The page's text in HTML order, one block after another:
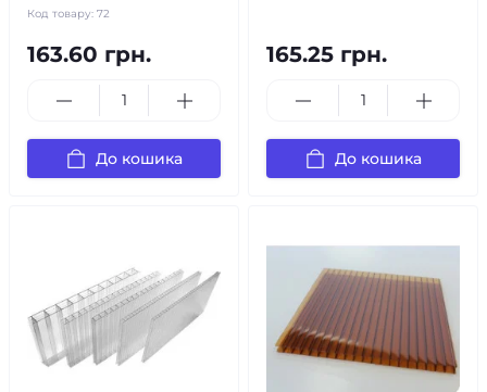
Код товару: 72
163.60 грн.
До кошика
165.25 грн.
До кошика